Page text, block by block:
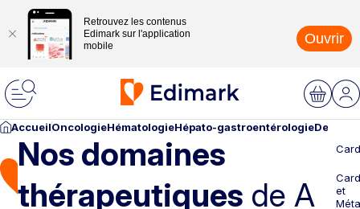
Retrouvez les contenus
Edimark sur l'application
mobile
Ouvrir
AccueilOncologieHématologieHépato-gastroentérologie
Nos domaines
thérapeutiques de A
et